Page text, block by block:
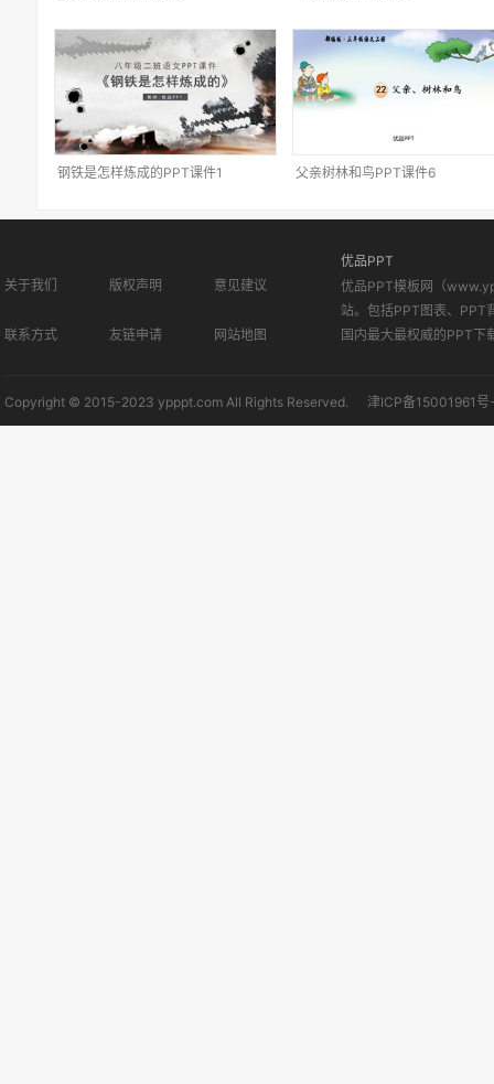
钢铁是怎样炼成的PPT课件1 父亲树林和鸟PPT课件6
关于我们 版权声明 意见建议
联系方式 友链申请 网站地图
优品PPT
优品PPT模板网（
站。包括PPT图表、PPT
国内最大最权威的PPT下
Copyright © 2015-2023 ypppt.com All Rights Reserved. 津ICP备15001961号